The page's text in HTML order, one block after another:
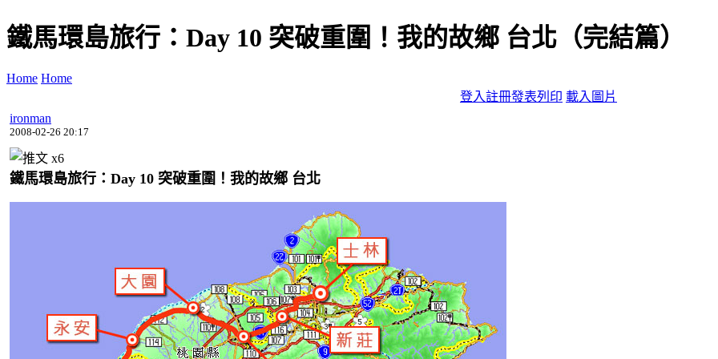
鐵馬環島旅行：Day 10 突破重圍！我的故鄉 台北（完結篇）
Home Home
登入註冊發表列印 載入圖片
ironman
2008-02-26 20:17
x6
鐵馬環島旅行：Day 10 突破重圍！我的故鄉 台北